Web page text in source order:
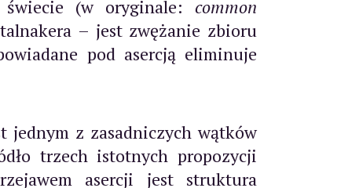
(w oryginale: common
– jest zwężanie zbioru
pod asercją eliminuje
jednym z zasadniczych wątków
trzech istotnych propozycji
asercji jest struktura